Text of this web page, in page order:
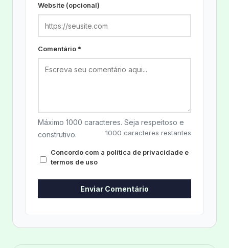
Website (opcional)
Comentário *
Máximo 1000 caracteres. Seja respeitoso e
construtivo.
1000 caracteres restantes
Concordo com a política de privacidade e
termos de uso
Enviar Comentário